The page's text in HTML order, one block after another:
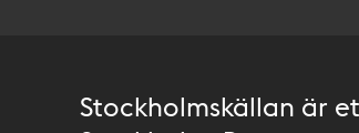
Stockholmskällan är